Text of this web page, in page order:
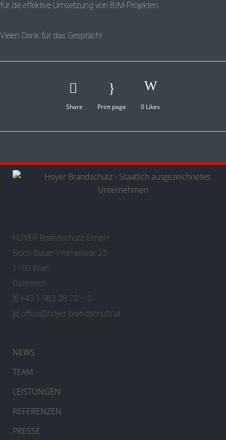
für die effektive Umsetzung von BIM-Projekten.
Vielen Dank für das Gespräch!
Share Print page 0 Likes
HOYER Brandschutz GmbH
Bloch-Bauer-Promenade 23
1100 Wien
Österreich
[t] +43 1 982 28 70 – 0
[e] office@hoyer-brandschutz.at
NEWS
TEAM
LEISTUNGEN
REFERENZEN
PRESSE